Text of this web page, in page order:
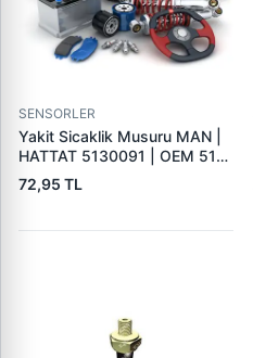
SENSORLER
Yakit Sicaklik Musuru MAN |
HATTAT 5130091 | OEM 51
27421 0213
72,95 TL